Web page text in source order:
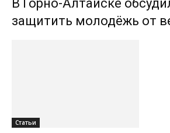
В Горно-Алтайске
защитить молодёжь от
Статьи